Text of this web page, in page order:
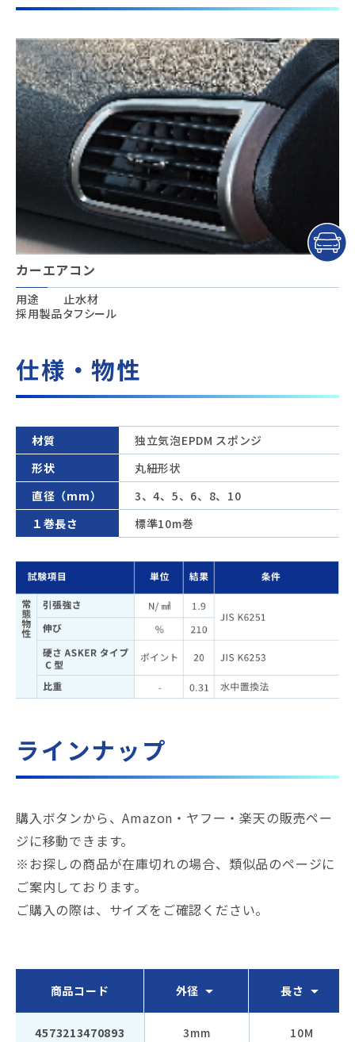
カーエアコン
用途
止水材
採用製品タフシール
仕様・物性
材質
独立気泡EPDM スポンジ
形状
丸紐形状
直径（mm）
3、4、5、6、8、10
１巻長さ
標準10m巻
ラインナップ
購入ボタンから、Amazon・ヤフー・楽天の販売ペー
ジに移動できます。
※お探しの商品が在庫切れの場合、類似品のページに
ご案内しております。
ご購入の際は、サイズをご確認ください。
商品コード 外径 長さ
4573213470893 3mm 10M